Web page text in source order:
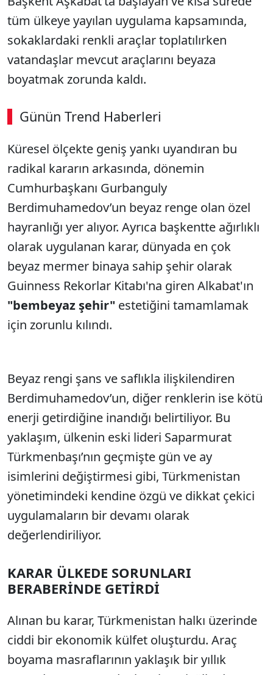
tüm ülkeye yayılan uygulama kapsamında,
sokaklardaki renkli araçlar toplatılırken
vatandaşlar mevcut araçlarını beyaza
boyatmak zorunda kaldı.
Günün Trend Haberleri
00:02 / 06:57
Sesi Aç
Küresel ölçekte geniş yankı uyandıran bu
radikal kararın arkasında, dönemin
Cumhurbaşkanı Gurbanguly
Berdimuhamedov’un beyaz renge olan özel
hayranlığı yer alıyor. Ayrıca başkentte ağırlıklı
olarak uygulanan karar, dünyada en çok
beyaz mermer binaya sahip şehir olarak
Guinness Rekorlar Kitabı'na giren Alkabat'ın
"bembeyaz şehir" estetiğini tamamlamak
için zorunlu kılındı.
Beyaz rengi şans ve saflıkla ilişkilendiren
Berdimuhamedov’un, diğer renklerin ise kötü
enerji getirdiğine inandığı belirtiliyor. Bu
yaklaşım, ülkenin eski lideri Saparmurat
Türkmenbaşı’nın geçmişte gün ve ay
isimlerini değiştirmesi gibi, Türkmenistan
yönetimindeki kendine özgü ve dikkat çekici
uygulamaların bir devamı olarak
değerlendiriliyor.
KARAR ÜLKEDE SORUNLARI
BERABERİNDE GETİRDİ
Alınan bu karar, Türkmenistan halkı üzerinde
ciddi bir ekonomik külfet oluşturdu. Araç
boyama masraflarının yaklaşık bir yıllık